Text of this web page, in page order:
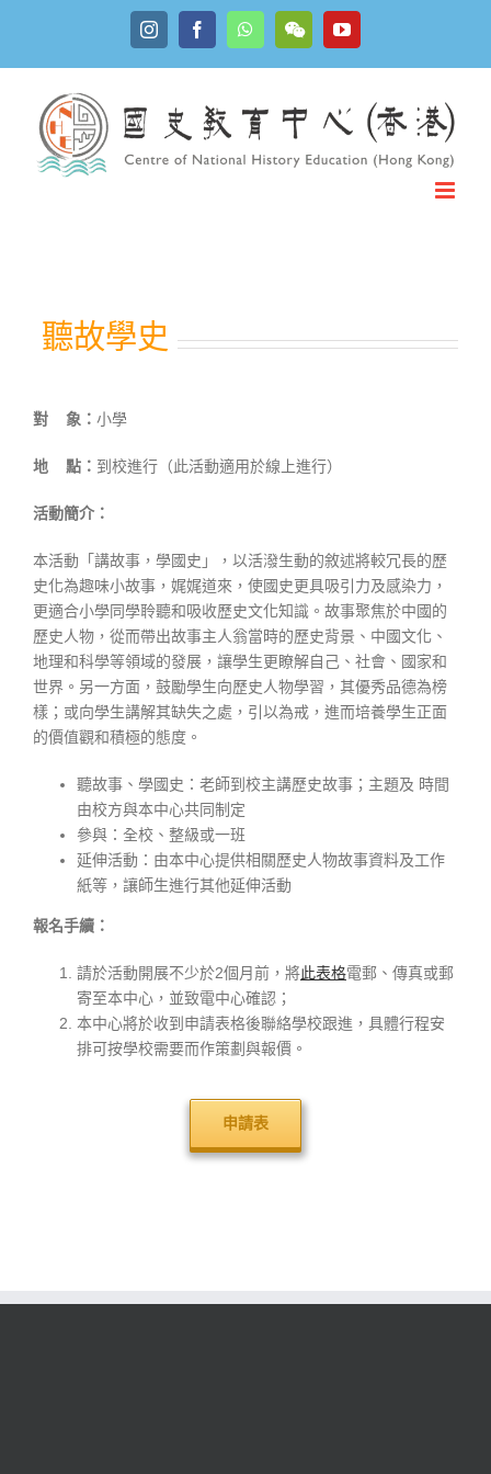
InstagramFacebookWhatsApp
WeChat
YouTube
聽故學史
對 象： 小學
地 點： 到校進行（此活動適用於線上進行）
活動簡介：
本活動「講故事，學國史」，以活潑生動的敘述將較冗長的歷
史化為趣味小故事，娓娓道來，使國史更具吸引力及感染力，
更適合小學同學聆聽和吸收歷史文化知識。故事聚焦於中國的
歷史人物，從而帶出故事主人翁當時的歷史背景、中國文化、
地理和科學等領域的發展，讓學生更瞭解自己、社會、國家和
世界。另一方面，鼓勵學生向歷史人物學習，其優秀品德為榜
樣；或向學生講解其缺失之處，引以為戒，進而培養學生正面
的價值觀和積極的態度。
聽故事、學國史：老師到校主講歷史故事；主題及 時間
由校方與本中心共同制定
參與：全校、整級或一班
延伸活動：由本中心提供相關歷史人物故事資料及工作
紙等，讓師生進行其他延伸活動
報名手續：
請於活動開展不少於2個月前，將此表格電郵、傳真或郵
寄至本中心，並致電中心確認；
本中心將於收到申請表格後聯絡學校跟進，具體行程安
排可按學校需要而作策劃與報價。
申請表